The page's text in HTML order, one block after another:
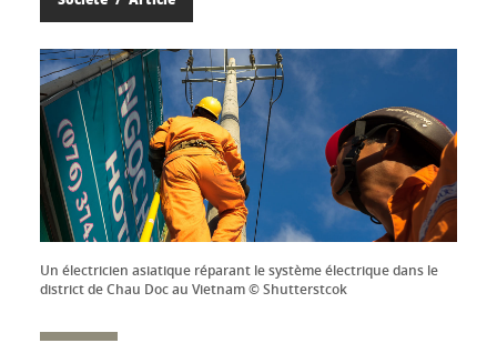
Un électricien asiatique réparant le système électrique dans le
district de Chau Doc au Vietnam © Shutterstcok